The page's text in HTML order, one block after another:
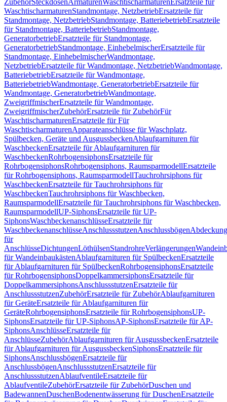
ZubehörSteckdosenArmaturenWaschtischarmaturen Ersatzteile für
WaschtischarmaturenStandmontage, NetzbetriebErsatzteile für
Standmontage, NetzbetriebStandmontage, BatteriebetriebErsatzteile
für Standmontage, BatteriebetriebStandmontage,
GeneratorbetriebErsatzteile für Standmontage,
GeneratorbetriebStandmontage, EinhebelmischerErsatzteile für
Standmontage, EinhebelmischerWandmontage,
NetzbetriebErsatzteile für Wandmontage, NetzbetriebWandmontage,
BatteriebetriebErsatzteile für Wandmontage,
BatteriebetriebWandmontage, GeneratorbetriebErsatzteile für
Wandmontage, GeneratorbetriebWandmontage,
ZweigriffmischerErsatzteile für Wandmontage,
ZweigriffmischerZubehörErsatzteile für ZubehörFür
WaschtischarmaturenErsatzteile für Für
WaschtischarmaturenApparateanschlüsse für Waschplatz,
Spülbecken, Geräte und AusgussbeckenAblaufgarnituren für
WaschbeckenErsatzteile für Ablaufgarnituren für
WaschbeckenRohrbogensiphonsErsatzteile für
RohrbogensiphonsRohrbogensiphons, RaumsparmodellErsatzteile
für Rohrbogensiphons, RaumsparmodellTauchrohrsiphons für
WaschbeckenErsatzteile für Tauchrohrsiphons für
WaschbeckenTauchrohrsiphons für Waschbecken,
RaumsparmodellErsatzteile für Tauchrohrsiphons für Waschbecken,
RaumsparmodellUP-SiphonsErsatzteile für UP-
SiphonsWaschbeckenanschlüsseErsatzteile für
WaschbeckenanschlüsseAnschlussstutzenAnschlussbögen
für
AnschlüsseDichtungenLöthülsenStandrohreVerlängerungen
für WandeinbaukästenAblaufgarnituren für SpülbeckenErsatzteile
für Ablaufgarnituren für SpülbeckenRohrbogensiphonsErsatzteile
für RohrbogensiphonsDoppelkammersiphonsErsatzteile für
DoppelkammersiphonsAnschlussstutzenErsatzteile für
AnschlussstutzenZubehörErsatzteile für ZubehörAblaufgarnituren
für GeräteErsatzteile für Ablaufgarnituren für
GeräteRohrbogensiphonsErsatzteile für RohrbogensiphonsUP-
SiphonsErsatzteile für UP-SiphonsAP-SiphonsErsatzteile für AP-
SiphonsAnschlüsseErsatzteile für
AnschlüsseZubehörAblaufgarnituren für AusgussbeckenErsatzteile
für Ablaufgarnituren für AusgussbeckenSiphonsErsatzteile für
SiphonsAnschlussbögenErsatzteile für
AnschlussbögenAnschlussstutzenErsatzteile für
AnschlussstutzenAblaufventileErsatzteile für
AblaufventileZubehörErsatzteile für ZubehörDuschen und
BadewannenDuschenBodenentwässerung für DuschenErsatzteile